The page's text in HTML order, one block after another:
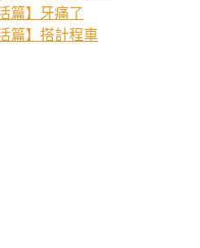
篇】牙痛了
篇】搭計程車